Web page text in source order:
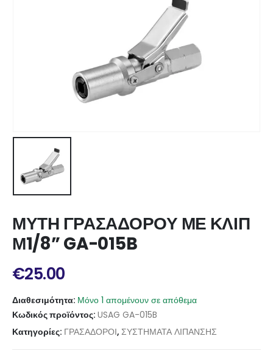
ΜΥΤΗ ΓΡΑΣΑΔΟΡΟΥ ΜΕ ΚΛΙΠ
Μ1/8” GA-015B
€25.00
Διαθεσιμότητα: Μόνο 1 απομένουν σε απόθεμα
Κωδικός προϊόντος: USAG GA-015B
Κατηγορίες: ΓΡΑΣΑΔΟΡΟΙ, ΣΥΣΤΗΜΑΤΑ ΛΙΠΑΝΣΗΣ